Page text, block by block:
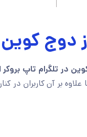
دوج کوین
در تلگرام تاپ بروکر
بر آن کاربران در